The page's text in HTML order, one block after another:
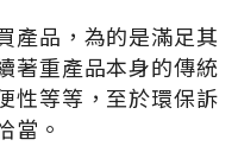
產品，為的是滿足其
著重產品本身的傳統
性等等，至於環保訴
當。